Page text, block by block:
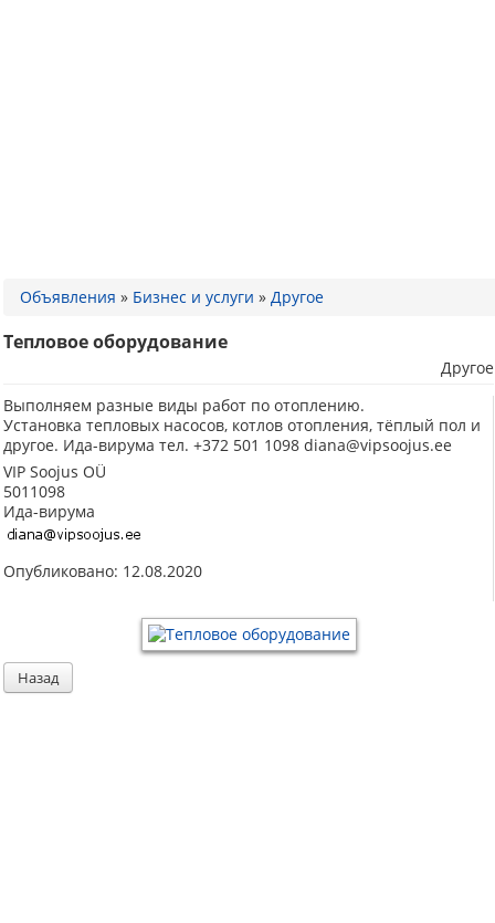
Объявления » Бизнес и услуги » Другое
Тепловое оборудование
Другое
Выполняем разные виды работ по отоплению.
Установка тепловых насосов, котлов отопления, тёплый пол и
другое. Ида-вирума тел. +372 501 1098 diana@vipsoojus.ee
VIP Soojus OÜ
5011098
Ида-вирума
Опубликовано: 12.08.2020
Назад